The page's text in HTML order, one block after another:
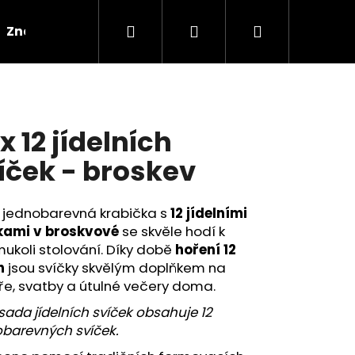
Značky Hledat PřihlášeníNákupní
12 jídelních
- broskev
jednobarevná krabička s 12 jídelními
v broskvové se skvěle hodí k
stolování. Díky době hoření 12
jsou svíčky skvělým doplňkem na
svatby a útulné večery doma.
jídelních svíček obsahuje 12
svíček.